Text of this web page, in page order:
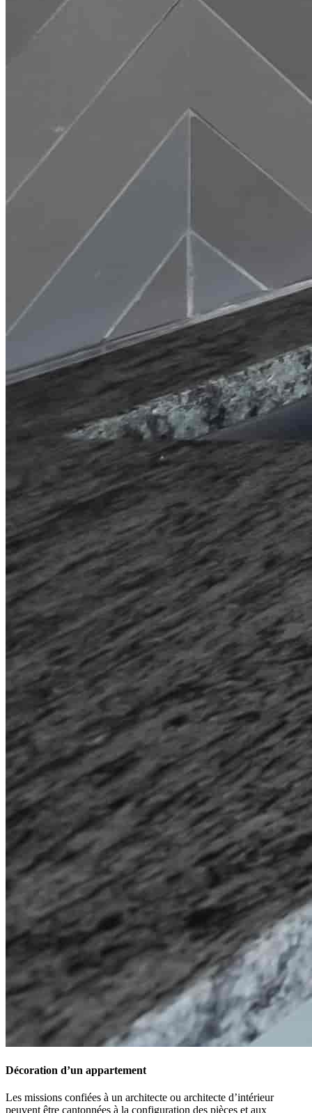
Décoration d’un appartement
Les missions confiées à un architecte ou architecte d’intérieur
peuvent être cantonnées à la configuration des pièces et aux